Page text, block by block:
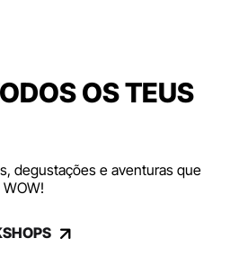
OS TEUS
degustações e aventuras que